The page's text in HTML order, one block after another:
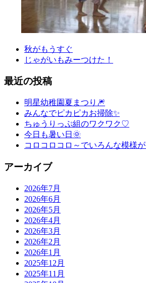
秋がもうすぐ
じゃがいもみーつけた！
最近の投稿
明星幼稚園夏まつり🎆
みんなでピカピカお掃除✨
ちゅうりっぷ組のワクワク♡
今日も暑い日🌞
コロコロコロ～でいろんな模様が
アーカイブ
2026年7月
2026年6月
2026年5月
2026年4月
2026年3月
2026年2月
2026年1月
2025年12月
2025年11月